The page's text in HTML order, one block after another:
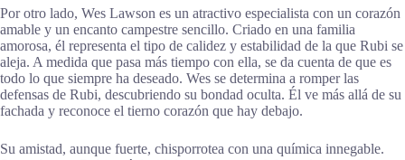
Por otro lado, Wes Lawson es un atractivo especialista con un corazón
amable y un encanto campestre sencillo. Criado en una familia
amorosa, él representa el tipo de calidez y estabilidad de la que Rubi se
aleja. A medida que pasa más tiempo con ella, se da cuenta de que es
todo lo que siempre ha deseado. Wes se determina a romper las
defensas de Rubi, descubriendo su bondad oculta. Él ve más allá de su
fachada y reconoce el tierno corazón que hay debajo.
Su amistad, aunque fuerte, chisporrotea con una química innegable.